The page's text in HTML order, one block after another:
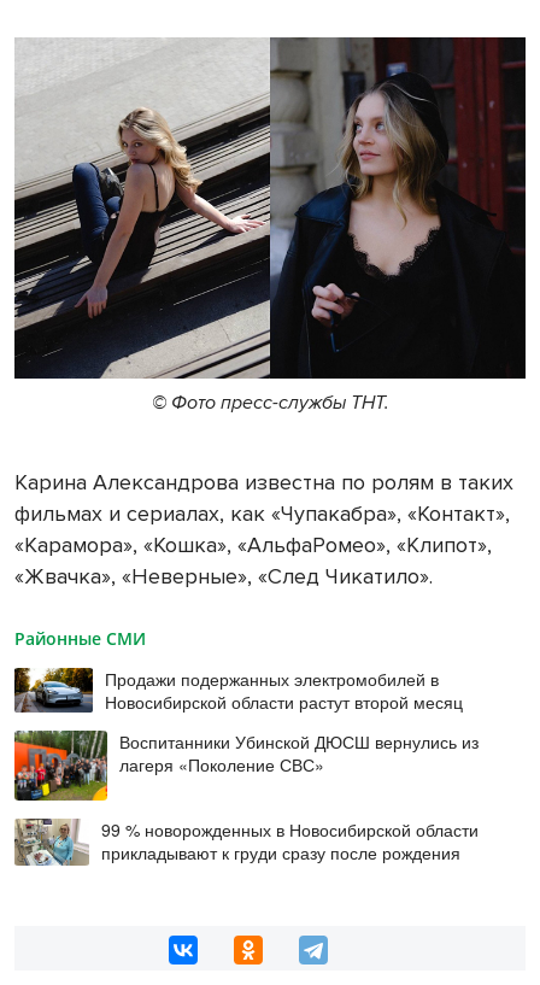
© Фото пресс-службы ТНТ.
Карина Александрова известна по ролям в таких
фильмах и сериалах, как «Чупакабра», «Контакт»,
«Карамора», «Кошка», «АльфаРомео», «Клипот»,
«Жвачка», «Неверные», «След Чикатило».
Районные СМИ
Продажи подержанных электромобилей в
Новосибирской области растут второй месяц
Воспитанники Убинской ДЮСШ вернулись из
лагеря «Поколение СВС»
99 % новорожденных в Новосибирской области
прикладывают к груди сразу после рождения